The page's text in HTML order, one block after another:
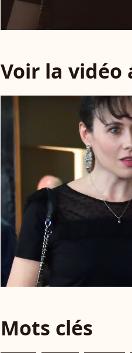
Voir la vidéo
Mots clés